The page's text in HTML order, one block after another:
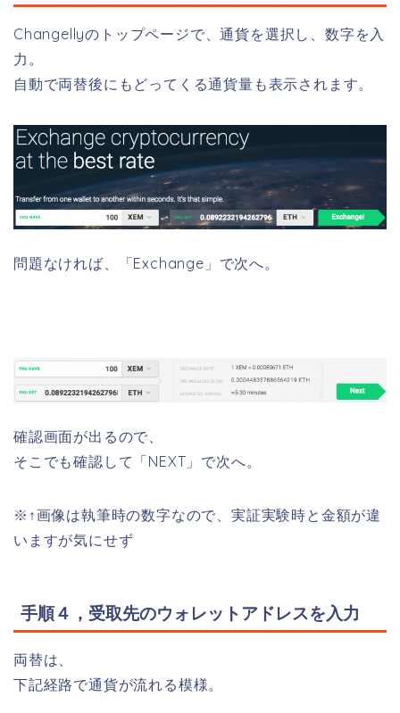
Changellyのトップページで、通貨を選択し、数字を入
力。
自動で両替後にもどってくる通貨量も表示されます。
問題なければ、「Exchange」で次へ。
確認画面が出るので、
そこでも確認して「NEXT」で次へ。
※↑画像は執筆時の数字なので、実証実験時と金額が違
いますが気にせず
手順４，受取先のウォレットアドレスを入力
両替は、
下記経路で通貨が流れる模様。